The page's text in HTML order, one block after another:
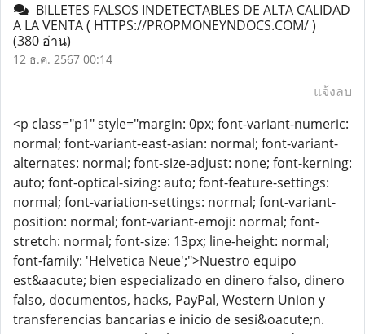
BILLETES FALSOS INDETECTABLES DE ALTA CALIDAD
A LA VENTA ( HTTPS://PROPMONEYNDOCS.COM/ )
(380 อ่าน)
12 ธ.ค. 2567 00:14
แจ้งลบ
<p class="p1" style="margin: 0px; font-variant-numeric:
normal; font-variant-east-asian: normal; font-variant-
alternates: normal; font-size-adjust: none; font-kerning:
auto; font-optical-sizing: auto; font-feature-settings:
normal; font-variation-settings: normal; font-variant-
position: normal; font-variant-emoji: normal; font-
stretch: normal; font-size: 13px; line-height: normal;
font-family: 'Helvetica Neue';">Nuestro equipo
est&aacute; bien especializado en dinero falso, dinero
falso, documentos, hacks, PayPal, Western Union y
transferencias bancarias e inicio de sesi&oacute;n.